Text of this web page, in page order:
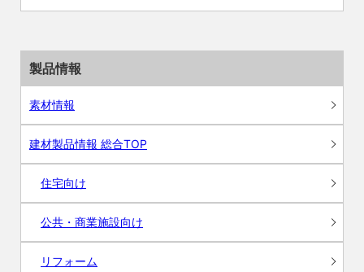
製品情報
素材情報
建材製品情報 総合TOP
住宅向け
公共・商業施設向け
リフォーム